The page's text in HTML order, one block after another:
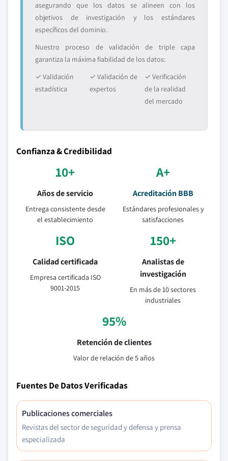
asegurando que los datos se alineen con los
objetivos de investigación y los estándares
específicos del dominio.
Nuestro proceso de validación de triple capa
garantiza la máxima fiabilidad de los datos:
✓ Validación
estadística
✓ Validación de
expertos
✓ Verificación
de la realidad
del mercado
Confianza & Credibilidad
10+
Años de servicio
Entrega consistente desde
el establecimiento
A+
Acreditación BBB
Estándares profesionales y
satisfacciones
ISO
Calidad certificada
Empresa certificada ISO
9001-2015
150+
Analistas de
investigación
En más de 10 sectores
industriales
95%
Retención de clientes
Valor de relación de 5 años
Fuentes De Datos Verificadas
Publicaciones comerciales
Revistas del sector de seguridad y defensa y prensa
especializada